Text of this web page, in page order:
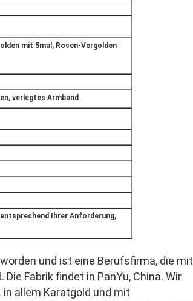
mit 5mal, Rosen-Vergolden
verlegtes Armband
Ihrer Anforderung,
und ist eine Berufsfirma, die mit
Fabrik findet in PanYu, China. Wir
allem Karatgold und mit